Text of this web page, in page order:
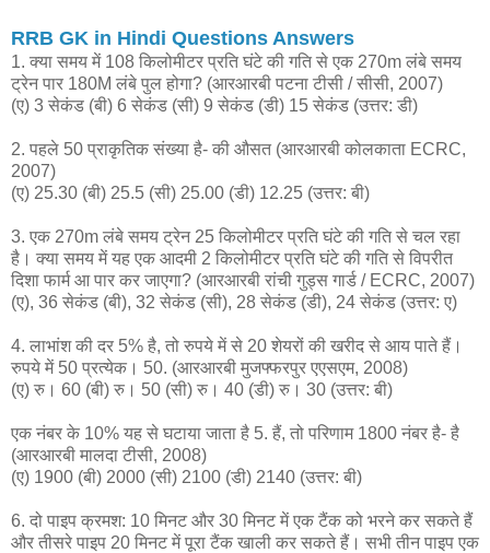
RRB GK in Hindi Questions Answers
1. क्या समय में 108 किलोमीटर प्रति घंटे की गति से एक 270m लंबे समय
ट्रेन पार 180M लंबे पुल होगा? (आरआरबी पटना टीसी / सीसी, 2007)
(ए) 3 सेकंड (बी) 6 सेकंड (सी) 9 सेकंड (डी) 15 सेकंड (उत्तर: डी)
2. पहले 50 प्राकृतिक संख्या है- की औसत (आरआरबी कोलकाता ECRC,
2007)
(ए) 25.30 (बी) 25.5 (सी) 25.00 (डी) 12.25 (उत्तर: बी)
3. एक 270m लंबे समय ट्रेन 25 किलोमीटर प्रति घंटे की गति से चल रहा
है। क्या समय में यह एक आदमी 2 किलोमीटर प्रति घंटे की गति से विपरीत
दिशा फार्म आ पार कर जाएगा? (आरआरबी रांची गुड्स गार्ड / ECRC, 2007)
(ए), 36 सेकंड (बी), 32 सेकंड (सी), 28 सेकंड (डी), 24 सेकंड (उत्तर: ए)
4. लाभांश की दर 5% है, तो रुपये में से 20 शेयरों की खरीद से आय पाते हैं।
रुपये में 50 प्रत्येक। 50. (आरआरबी मुजफ्फरपुर एएसएम, 2008)
(ए) रु। 60 (बी) रु। 50 (सी) रु। 40 (डी) रु। 30 (उत्तर: बी)
एक नंबर के 10% यह से घटाया जाता है 5. हैं, तो परिणाम 1800 नंबर है- है
(आरआरबी मालदा टीसी, 2008)
(ए) 1900 (बी) 2000 (सी) 2100 (डी) 2140 (उत्तर: बी)
6. दो पाइप क्रमश: 10 मिनट और 30 मिनट में एक टैंक को भरने कर सकते हैं
और तीसरे पाइप 20 मिनट में पूरा टैंक खाली कर सकते हैं। सभी तीन पाइप एक